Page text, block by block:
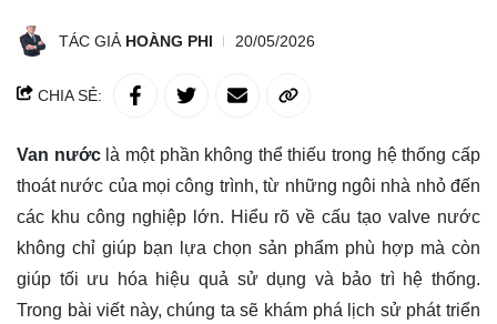
TÁC GIẢ HOÀNG PHI 20/05/2026
CHIA SẺ:
Van nướclà một phần không thể thiếu trong hệ thống cấp
thoát nước của mọi công trình, từ những ngôi nhà nhỏ đến
các khu công nghiệp lớn. Hiểu rõ về cấu tạo valve nước
không chỉ giúp bạn lựa chọn sản phẩm phù hợp mà còn
giúp tối ưu hóa hiệu quả sử dụng và bảo trì hệ thống.
Trong bài viết này, chúng ta sẽ khám phá lịch sử phát triển